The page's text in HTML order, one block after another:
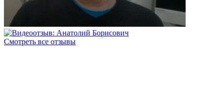
Смотреть все отзывы